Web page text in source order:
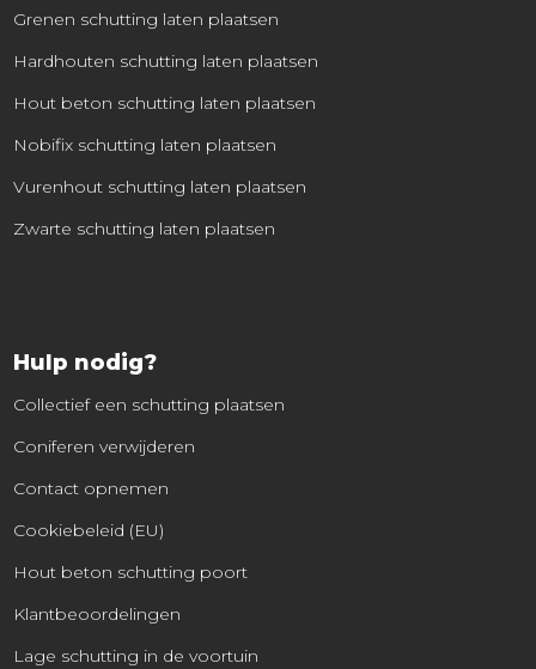
Grenen schutting laten plaatsen
Hardhouten schutting laten plaatsen
Hout beton schutting laten plaatsen
Nobifix schutting laten plaatsen
Vurenhout schutting laten plaatsen
Zwarte schutting laten plaatsen
Hulp nodig?
Collectief een schutting plaatsen
Coniferen verwijderen
Contact opnemen
Cookiebeleid (EU)
Hout beton schutting poort
Klantbeoordelingen
Lage schutting in de voortuin